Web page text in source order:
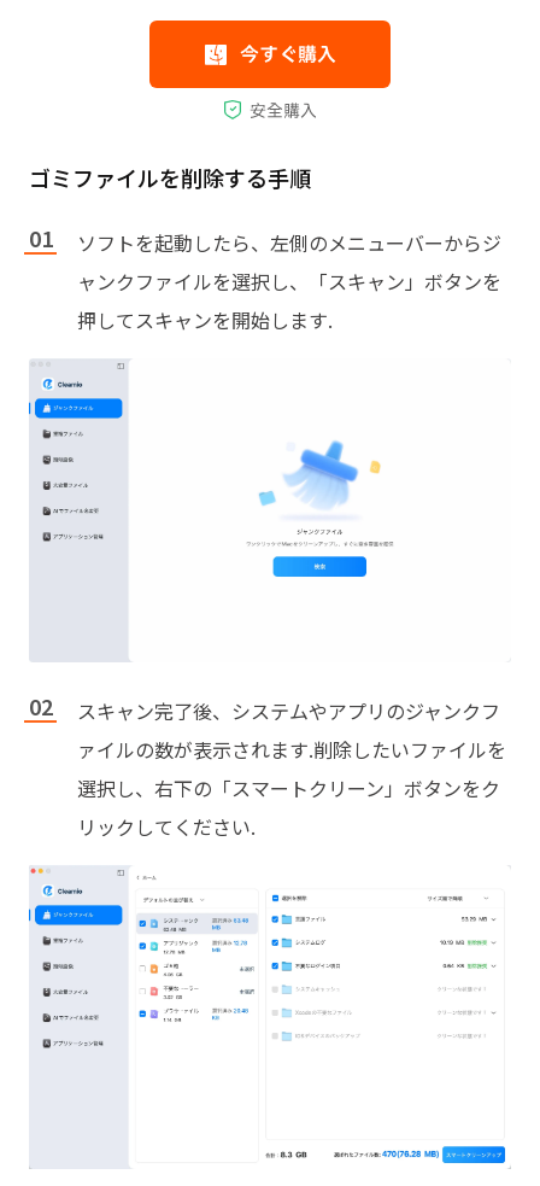
ゴミファイルを削除する手順
ソフトを起動したら、左側のメニューバーからジ
ャンクファイルを選択し、「スキャン」ボタンを
押してスキャンを開始します.
スキャン完了後、システムやアプリのジャンクフ
ァイルの数が表示されます.削除したいファイルを
選択し、右下の「スマートクリーン」ボタンをク
リックしてください.